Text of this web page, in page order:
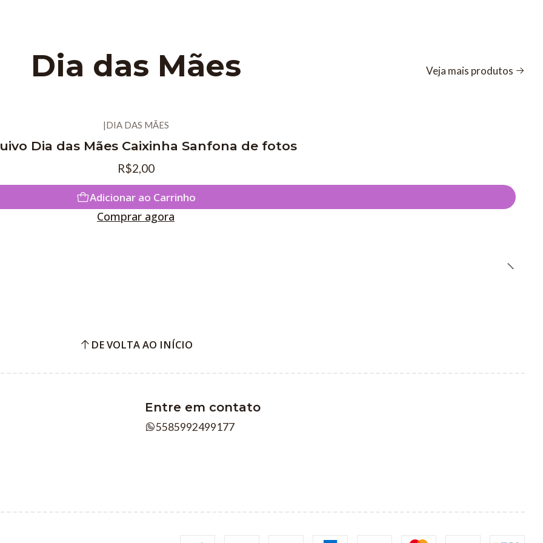
Dia das Mães Veja mais produtos
|DIA DAS MÃES
Dia das Mães Caixinha Sanfona de fotos
R$2,00
Adicionar ao Carrinho
Comprar agora
DE VOLTA AO INÍCIO
Entre em contato
5585992499177